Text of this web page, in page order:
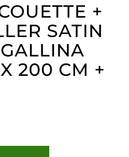
+
SATIN
200 CM +